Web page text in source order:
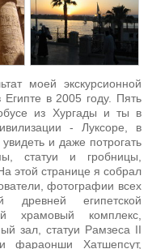
моей экскурсионной
в 2005 году. Пять
из Хургады и ты в
- Луксоре, в
и даже потрогать
статуи и гробницы,
этой странице я собрал
фотографии всех
древней египетской
храмовый комплекс,
зал, статуи Рамзеса II
фараонши Хатшепсут,